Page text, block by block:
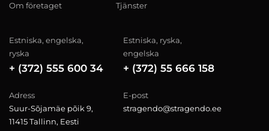
Om företaget Tjänster
Estniska, engelska,
ryska
+ (372) 555 600 34
Estniska, ryska,
engelska
+ (372) 55 666 158
Adress
Suur-Sõjamäe põik 9,
11415 Tallinn, Eesti
E-post
stragendo@stragendo.ee